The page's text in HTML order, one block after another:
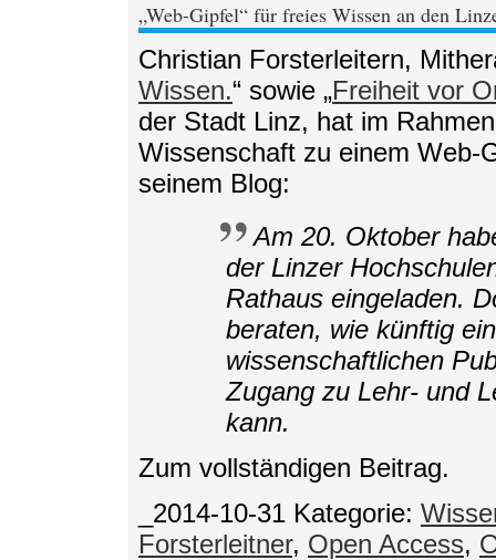
„Web-Gipfel“ für freies Wissen an den
Christian Forsterleitern,
Wissen.“ sowie „Freiheit vor
der Stadt Linz, hat im
Wissenschaft zu einem Web-
seinem Blog:
Am 20. Oktober
der Linzer
Rathaus eingeladen.
beraten, wie künftig
wissenschaftlichen
Zugang zu Lehr- und
kann.
Zum vollständigen Beitrag.
_2014-10-31 Kategorie:
Forsterleitner, Open Access,